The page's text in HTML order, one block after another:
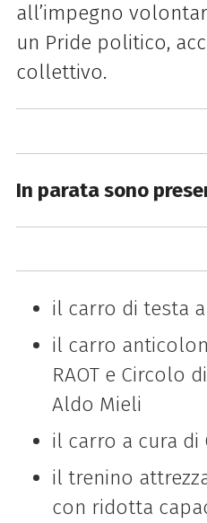
all’impegno
un Pride politico,
collettivo.
In parata sono
il carro di testa a
il carro
RAOT e Circolo
Aldo Mieli
il carro a cura di
il trenino
con ridotta